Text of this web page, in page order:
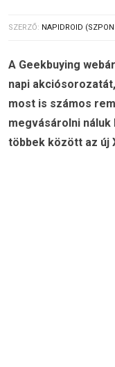
SZERZŐ: NAPIDROID
A Geekbuying
napi
most is számos
megvásárolni
többek között az új